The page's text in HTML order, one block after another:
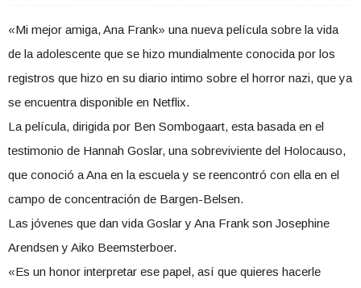
«Mi mejor amiga, Ana Frank» una nueva película sobre la vida
de la adolescente que se hizo mundialmente conocida por los
registros que hizo en su diario intimo sobre el horror nazi, que ya
se encuentra disponible en Netflix.
La película, dirigida por Ben Sombogaart, esta basada en el
testimonio de Hannah Goslar, una sobreviviente del Holocauso,
que conoció a Ana en la escuela y se reencontró con ella en el
campo de concentración de Bargen-Belsen.
Las jóvenes que dan vida Goslar y Ana Frank son Josephine
Arendsen y Aiko Beemsterboer.
«Es un honor interpretar ese papel, así que quieres hacerle